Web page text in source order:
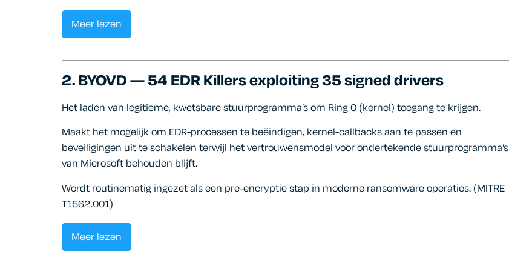
Meer lezen
2. BYOVD — 54 EDR Killers exploiting 35 signed drivers
Het laden van legitieme, kwetsbare stuurprogramma’s om Ring 0 (kernel) toegang te krijgen.
Maakt het mogelijk om EDR-processen te beëindigen, kernel-callbacks aan te passen en
beveiligingen uit te schakelen terwijl het vertrouwensmodel voor ondertekende stuurprogramma’s
van Microsoft behouden blijft.
Wordt routinematig ingezet als een pre-encryptie stap in moderne ransomware operaties. (MITRE
T1562.001)
Meer lezen